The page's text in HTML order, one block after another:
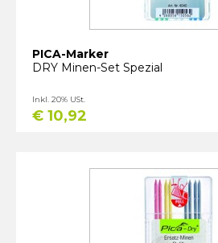
PICA-Marker
DRY Minen-Set Spezial
€ 10,92
Inkl. 20% USt.